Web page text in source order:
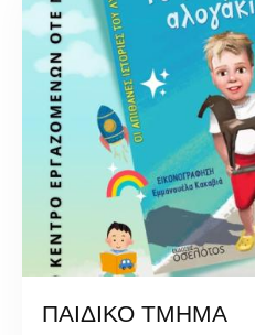
ΠΑΙΔΙΚΟ ΤΜΗΜΑ